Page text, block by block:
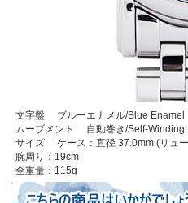
文字盤 ブルーエナメル/Blue Enamel
ムーブメント 自動巻き/Self-Winding
サイズ ケース：直径 37.0mm (リュ
腕周り：19cm
全重量：115g